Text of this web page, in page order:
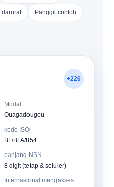
darurat Panggil contoh
+226
Modal
Ouagadougou
kode ISO
BF/BFA/854
panjang NSN
8 digit (tetap & seluler)
Internasional mengakses